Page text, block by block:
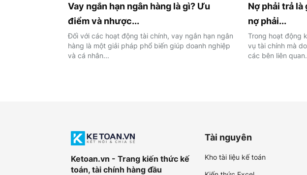
Vay ngắn hạn ngân hàng là gì? Ưu
điểm và nhược...
Đối với các hoạt động tài chính, vay ngắn hạn ngân
hàng là một giải pháp phổ biến giúp doanh nghiệp
và cá nhân...
Nợ phải trả là
nợ phải...
Trong hoạt động
vụ tài chính mà
các bên liên
Ketoan.vn - Trang kiến thức kế
toán, tài chính hàng đầu
Tài nguyên
Kho tài liệu kế toán